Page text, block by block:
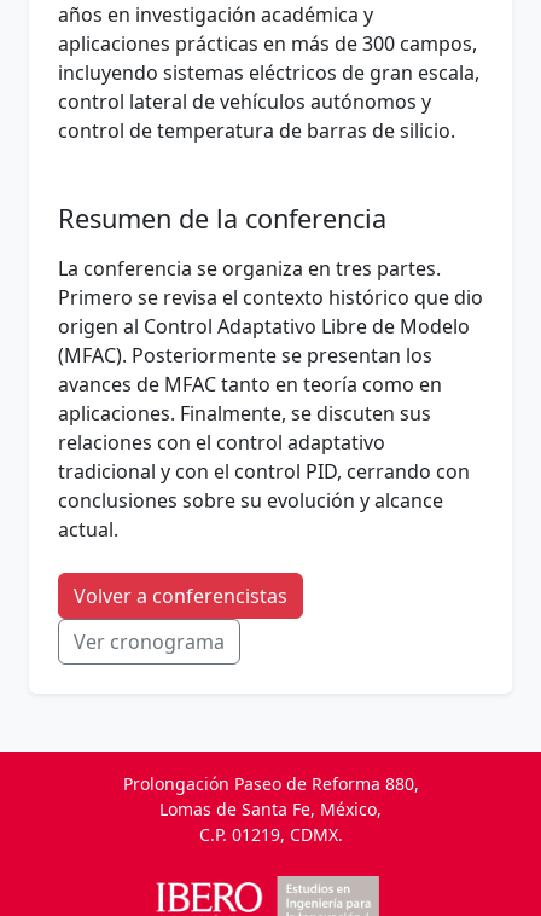
años en investigación académica y
aplicaciones prácticas en más de 300 campos,
incluyendo sistemas eléctricos de gran escala,
control lateral de vehículos autónomos y
control de temperatura de barras de silicio.
Resumen de la conferencia
La conferencia se organiza en tres partes.
Primero se revisa el contexto histórico que dio
origen al Control Adaptativo Libre de Modelo
(MFAC). Posteriormente se presentan los
avances de MFAC tanto en teoría como en
aplicaciones. Finalmente, se discuten sus
relaciones con el control adaptativo
tradicional y con el control PID, cerrando con
conclusiones sobre su evolución y alcance
actual.
Volver a conferencistas
Ver cronograma
Prolongación Paseo de Reforma 880,
Lomas de Santa Fe, México,
C.P. 01219, CDMX.